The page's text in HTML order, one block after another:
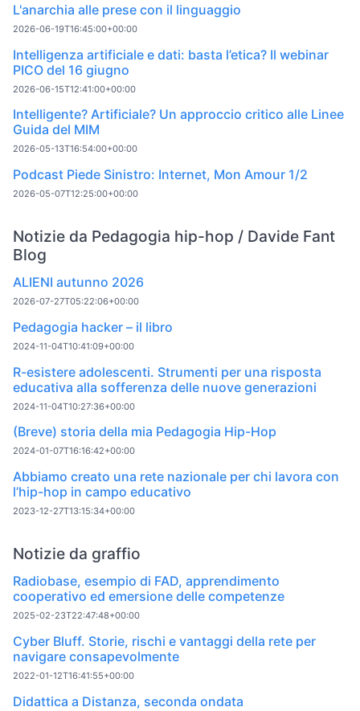
L'anarchia alle prese con il linguaggio
2026-06-19T16:45:00+00:00
Intelligenza artificiale e dati: basta l’etica? Il webinar
PICO del 16 giugno
2026-06-15T12:41:00+00:00
Intelligente? Artificiale? Un approccio critico alle Linee
Guida del MIM
2026-05-13T16:54:00+00:00
Podcast Piede Sinistro: Internet, Mon Amour 1/2
2026-05-07T12:25:00+00:00
Notizie da Pedagogia hip-hop / Davide Fant
Blog
ALIENI autunno 2026
2026-07-27T05:22:06+00:00
Pedagogia hacker – il libro
2024-11-04T10:41:09+00:00
R-esistere adolescenti. Strumenti per una risposta
educativa alla sofferenza delle nuove generazioni
2024-11-04T10:27:36+00:00
(Breve) storia della mia Pedagogia Hip-Hop
2024-01-07T16:16:42+00:00
Abbiamo creato una rete nazionale per chi lavora con
l’hip-hop in campo educativo
2023-12-27T13:15:34+00:00
Notizie da graffio
Radiobase, esempio di FAD, apprendimento
cooperativo ed emersione delle competenze
2025-02-23T22:47:48+00:00
Cyber Bluff. Storie, rischi e vantaggi della rete per
navigare consapevolmente
2022-01-12T16:41:55+00:00
Didattica a Distanza, seconda ondata